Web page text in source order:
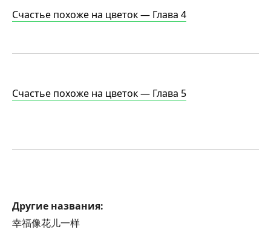
Счастье похоже на цветок — Глава 4
Счастье похоже на цветок — Глава 5
Другие названия:
幸福像花儿一样